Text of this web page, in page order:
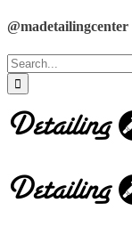
@madetailingcenter